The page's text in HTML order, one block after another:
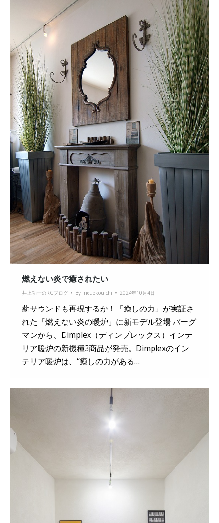
燃えない炎で癒されたい
井上功一のRCブログ By inouekouichi 2024年10月4日
薪サウンドも再現するか！「癒しの力」が実証さ
れた「燃えない炎の暖炉」に新モデル登場 バーグ
マンから、Dimplex（ディンプレックス）インテ
リア暖炉の新機種3商品が発売。Dimplexのイン
テリア暖炉は、“癒しの力がある…